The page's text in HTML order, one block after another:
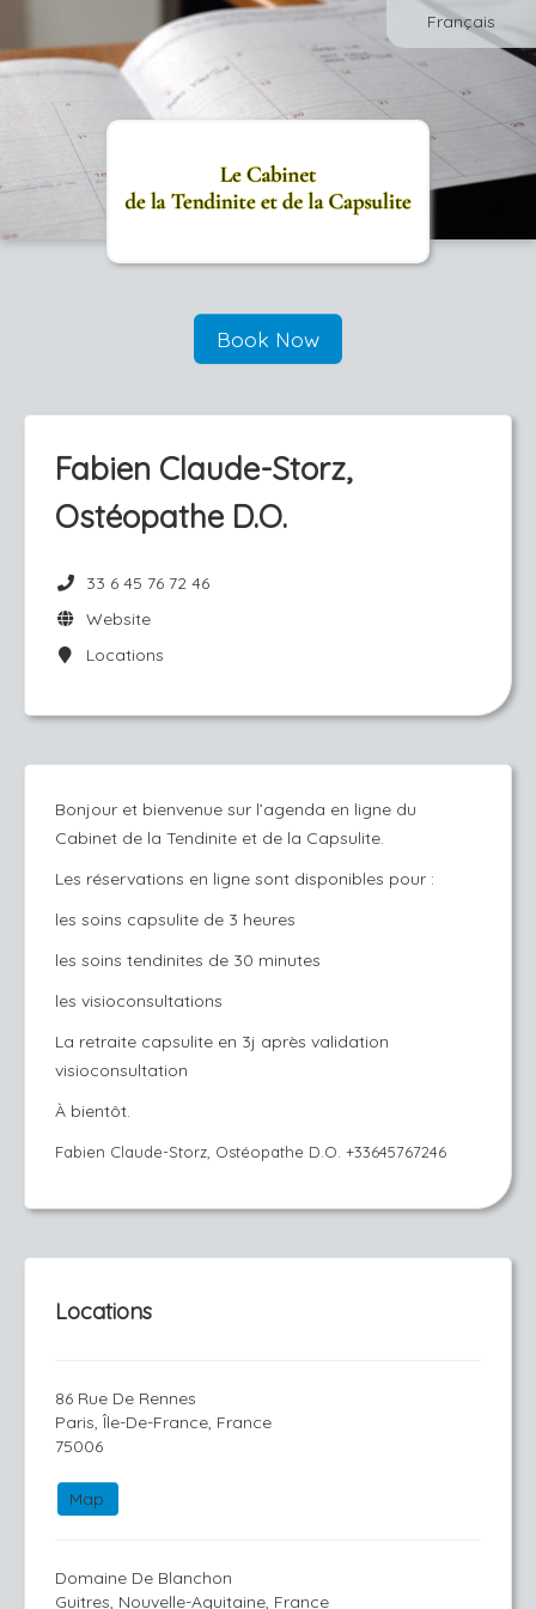
Français
Book Now
Fabien Claude-Storz,
Ostéopathe D.O.
33 6 45 76 72 46
Website
Locations
Bonjour et bienvenue sur l’agenda en ligne du
Cabinet de la Tendinite et de la Capsulite.
Les réservations en ligne sont disponibles pour :
les soins capsulite de 3 heures
les soins tendinites de 30 minutes
les visioconsultations
La retraite capsulite en 3j après validation
visioconsultation
À bientôt.
Fabien Claude-Storz, Ostéopathe D.O. +33645767246
Locations
86 Rue De Rennes
Paris, Île-De-France, France
75006
Map
Domaine De Blanchon
Guitres, Nouvelle-Aquitaine, France